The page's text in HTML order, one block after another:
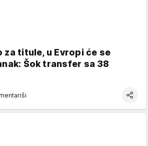
za titule, u Evropi će se
Šok transfer sa 38